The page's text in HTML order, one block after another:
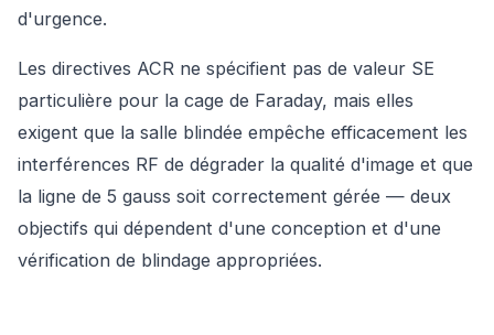
d'urgence.
Les directives ACR ne spécifient pas de valeur SE
particulière pour la cage de Faraday, mais elles
exigent que la salle blindée empêche efficacement les
interférences RF de dégrader la qualité d'image et que
la ligne de 5 gauss soit correctement gérée — deux
objectifs qui dépendent d'une conception et d'une
vérification de blindage appropriées.